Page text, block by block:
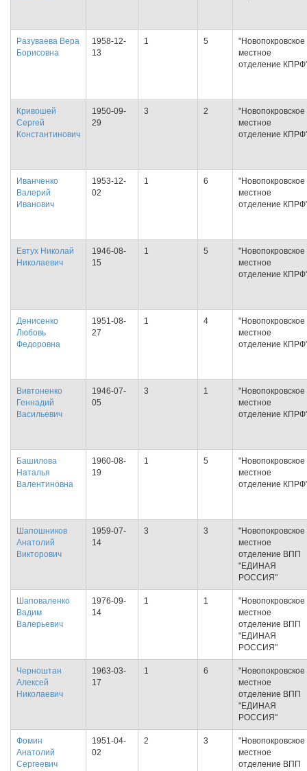
Разуваева Вера
Борисовна
1958-12-
13
1 5
"Новопокровское
местное
отделение
Кривошей
Сергей
Константинович
1950-09-
29
3 2
"Новопокровское
местное
отделение
Иванченко
Валерий
Иванович
1953-12-
02
1 6
"Новопокровское
местное
отделение
Евтух Николай
Николаевич
1946-08-
15
1 5
"Новопокровское
местное
отделение
Денисенко
Любовь
Федоровна
1951-08-
27
1 4
"Новопокровское
местное
отделение
Вивтоненко
Геннадий
Васильевич
1946-07-
05
3 1
"Новопокровское
местное
отделение
Башилова
Наталья
Валентиновна
1960-08-
19
1 5
"Новопокровское
местное
отделение
Шапошников
Анатолий
Викторович
1959-07-
14
3 3
"Новопокровское
местное
отделение ВПП
"ЕДИНАЯ
РОССИЯ"
Шаповаленко
Вадим
Валерьевич
1976-09-
14
1 1
"Новопокровское
местное
отделение ВПП
"ЕДИНАЯ
РОССИЯ"
Черноштан
Алексей
Николаевич
1963-03-
17
1 6
"Новопокровское
местное
отделение ВПП
"ЕДИНАЯ
РОССИЯ"
Фомин
Анатолий
Сергеевич
1951-04-
02
2 3
"Новопокровское
местное
отделение ВПП